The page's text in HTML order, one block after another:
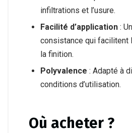
infiltrations et l’usure.
Facilité d’application :
consistance qui facilitent
la finition.
Polyvalence : Adapté à
conditions d’utilisation.
Où acheter ?